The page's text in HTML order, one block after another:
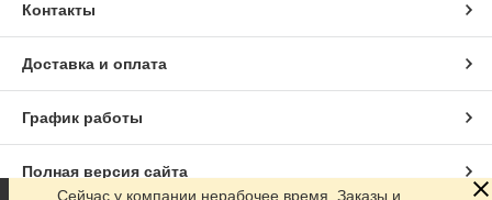
Контакты
Доставка и оплата
График работы
Полная версия сайта
Сейчас у компании нерабочее время. Заказы и